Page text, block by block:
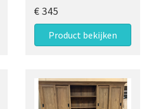
€ 345
Product bekijken